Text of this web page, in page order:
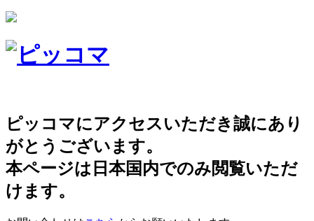
ピッコマにアクセスいただき誠にあり
がとうございます。
本ページは日本国内でのみ閲覧いただ
けます。